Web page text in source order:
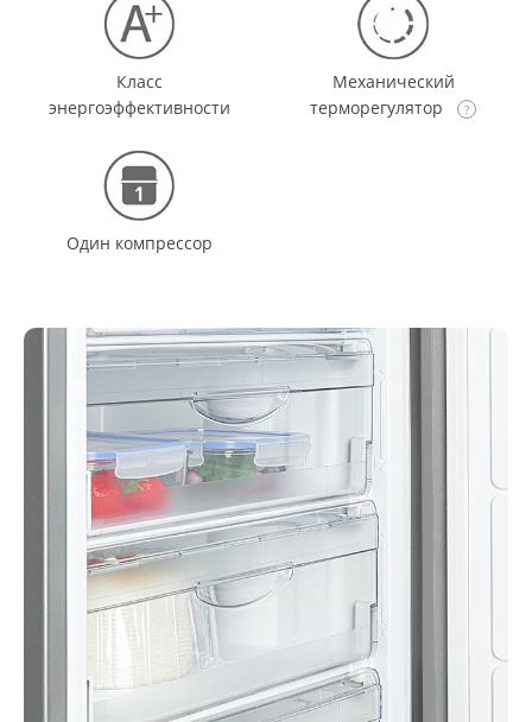
Класс
энергоэффективности
Механический
терморегулятор
Один компрессор